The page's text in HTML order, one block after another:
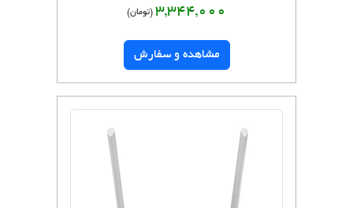
3,344,000 (تومان)
مشاهده و سفارش